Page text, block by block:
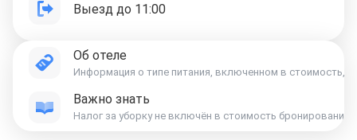
Выезд до 11:00
Об отеле
Информация о типе питания, включенном в стоимость,
Важно знать